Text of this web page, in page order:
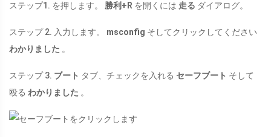
ステップ1. を押します。 勝利+R を開くには 走る ダイアログ。
ステップ 2. 入力します。 msconfig そしてクリックしてください
わかりました 。
ステップ 3. ブート タブ、チェックを入れる セーフブート そして
殴る わかりました 。